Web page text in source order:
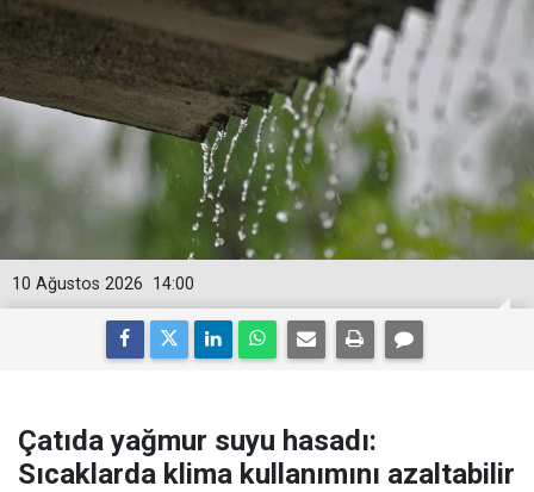
14:00
10 Ağustos 2026
Çatıda yağmur suyu hasadı:
Sıcaklarda klima kullanımını azaltabilir